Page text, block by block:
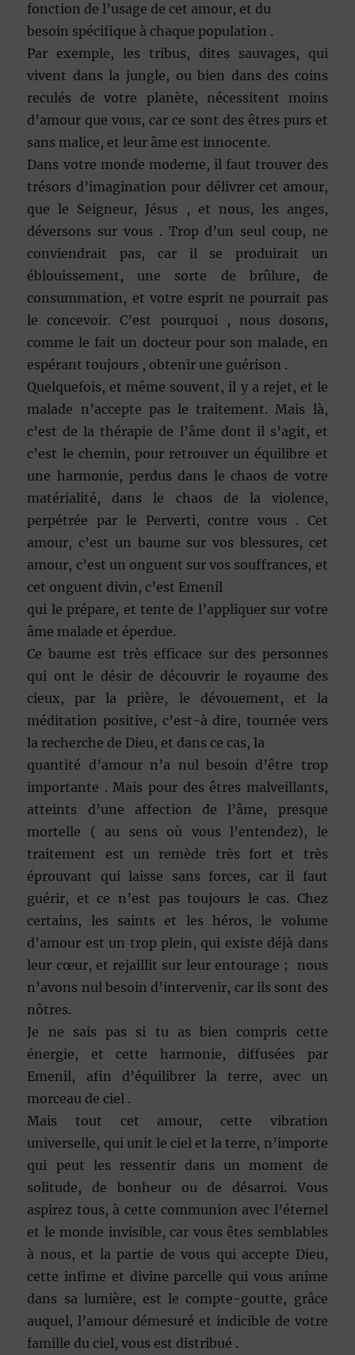
fonction de l’usage de cet amour, et du
besoin spécifique à chaque population .
Par exemple, les tribus, dites sauvages, qui
vivent dans la jungle, ou bien dans des coins
reculés de votre planète, nécessitent moins
d’amour que vous, car ce sont des êtres purs et
sans malice, et leur âme est innocente.
Dans votre monde moderne, il faut trouver des
trésors d’imagination pour délivrer cet amour,
que le Seigneur, Jésus , et nous, les anges,
déversons sur vous . Trop d’un seul coup, ne
conviendrait pas, car il se produirait un
éblouissement, une sorte de brûlure, de
consummation, et votre esprit ne pourrait pas
le concevoir. C’est pourquoi , nous dosons,
comme le fait un docteur pour son malade, en
espérant toujours , obtenir une guérison .
Quelquefois, et même souvent, il y a rejet, et le
malade n’accepte pas le traitement. Mais là,
c’est de la thérapie de l’âme dont il s’agit, et
c’est le chemin, pour retrouver un équilibre et
une harmonie, perdus dans le chaos de votre
matérialité, dans le chaos de la violence,
perpétrée par le Perverti, contre vous . Cet
amour, c’est un baume sur vos blessures, cet
amour, c’est un onguent sur vos souffrances, et
cet onguent divin, c’est Emenil
qui le prépare, et tente de l’appliquer sur votre
âme malade et éperdue.
Ce baume est très efficace sur des personnes
qui ont le désir de découvrir le royaume des
cieux, par la prière, le dévouement, et la
méditation positive, c’est-à dire, tournée vers
la recherche de Dieu, et dans ce cas, la
quantité d’amour n’a nul besoin d’être trop
importante . Mais pour des êtres malveillants,
atteints d’une affection de l’âme, presque
mortelle ( au sens où vous l’entendez), le
traitement est un remède très fort et très
éprouvant qui laisse sans forces, car il faut
guérir, et ce n’est pas toujours le cas. Chez
certains, les saints et les héros, le volume
d’amour est un trop plein, qui existe déjà dans
leur cœur, et rejaillit sur leur entourage ; nous
n’avons nul besoin d’intervenir, car ils sont des
nôtres.
Je ne sais pas si tu as bien compris cette
énergie, et cette harmonie, diffusées par
Emenil, afin d’équilibrer la terre, avec un
morceau de ciel .
Mais tout cet amour, cette vibration
universelle, qui unit le ciel et la terre, n’importe
qui peut les ressentir dans un moment de
solitude, de bonheur ou de désarroi. Vous
aspirez tous, à cette communion avec l’éternel
et le monde invisible, car vous êtes semblables
à nous, et la partie de vous qui accepte Dieu,
cette infime et divine parcelle qui vous anime
dans sa lumière, est le compte-goutte, grâce
auquel, l’amour démesuré et indicible de votre
famille du ciel, vous est distribué .